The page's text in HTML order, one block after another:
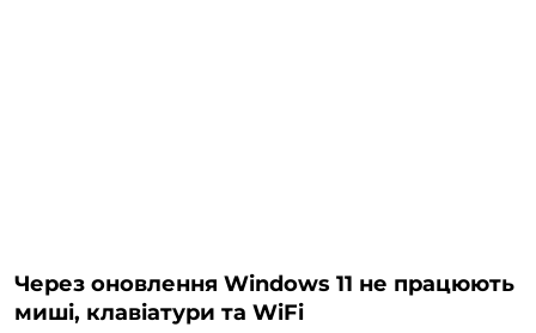
Через оновлення Windows 11 не працюють
миші, клавіатури та WiFi